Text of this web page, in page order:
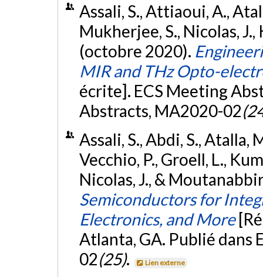
Assali, S., Attiaoui, A.,
Mukherjee, S., Nicolas,
(octobre 2020).
MIR and THz Opto-
écrite]. ECS Meeting
Abstracts, MA2020-02
Assali, S., Abdi, S.,
Vecchio, P., Groell, L.,
Nicolas, J., &
Semiconductors for
Electronics, and More
Atlanta, GA. Publié dans
02(25). Lien externe